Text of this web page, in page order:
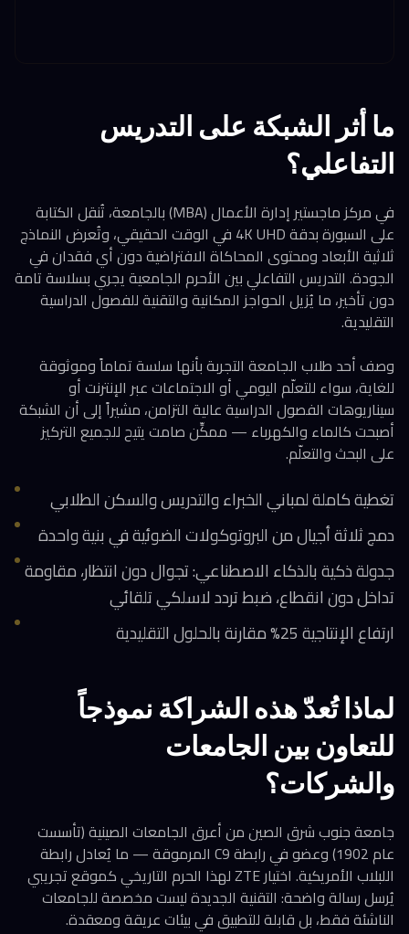
ما أثر الشبكة على التدريس
التفاعلي؟
في مركز ماجستير إدارة الأعمال (MBA) بالجامعة، تُنقل الكتابة
على السبورة بدقة 4K UHD في الوقت الحقيقي، وتُعرض النماذج
ثلاثية الأبعاد ومحتوى المحاكاة الافتراضية دون أي فقدان في
الجودة. التدريس التفاعلي بين الأحرم الجامعية يجري بسلاسة تامة
دون تأخير، ما يُزيل الحواجز المكانية والتقنية للفصول الدراسية
التقليدية.
وصف أحد طلاب الجامعة التجربة بأنها سلسة تماماً وموثوقة
للغاية، سواء للتعلّم اليومي أو الاجتماعات عبر الإنترنت أو
سيناريوهات الفصول الدراسية عالية التزامن، مشيراً إلى أن الشبكة
أصبحت كالماء والكهرباء — ممكِّن صامت يتيح للجميع التركيز
على البحث والتعلّم.
تغطية كاملة لمباني الخبراء والتدريس والسكن الطلابي
دمج ثلاثة أجيال من البروتوكولات الضوئية في بنية واحدة
جدولة ذكية بالذكاء الاصطناعي: تجوال دون انتظار، مقاومة
تداخل دون انقطاع، ضبط تردد لاسلكي تلقائي
ارتفاع الإنتاجية 25% مقارنة بالحلول التقليدية
لماذا تُعدّ هذه الشراكة نموذجاً
للتعاون بين الجامعات
والشركات؟
جامعة جنوب شرق الصين من أعرق الجامعات الصينية (تأسست
عام 1902) وعضو في رابطة C9 المرموقة — ما يُعادل رابطة
اللبلاب الأمريكية. اختيار ZTE لهذا الحرم التاريخي كموقع تجريبي
يُرسل رسالة واضحة: التقنية الجديدة ليست مخصصة للجامعات
الناشئة فقط، بل قابلة للتطبيق في بيئات عريقة ومعقدة.